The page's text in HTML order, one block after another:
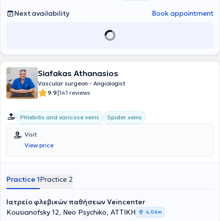
Next availability Book appointment
Siafakas Athanasios
Vascular surgeon - Angiologist
9.9|141 reviews
Phlebitis and varicose veins Spider veins
Visit
View price
Practice 1Practice 2
Ιατρείο φλεβικών παθήσεων Veincenter
Kousianofsky 12, Neo Psychiko, ΑΤΤΙΚΗ
4,0 km